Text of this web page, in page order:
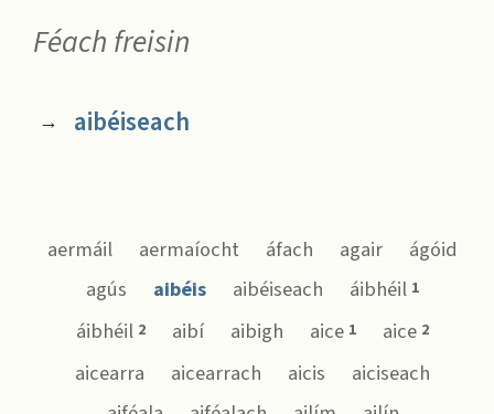
Féach freisin
→ aibéiseach
aermáil aermaíocht áfach agair
ágóid
agús
aibéis aibéiseach áibhéil 1
áibhéil 2 aibí aibigh aice 1 aice 2
aicearra aicearrach aicis
aiciseach